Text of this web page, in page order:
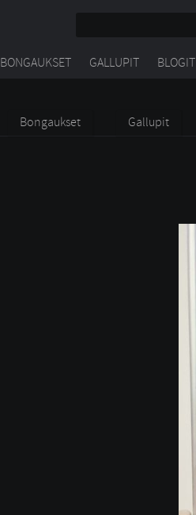
BONGAUKSET GALLUPIT BLOGIT
Bongaukset Gallupit